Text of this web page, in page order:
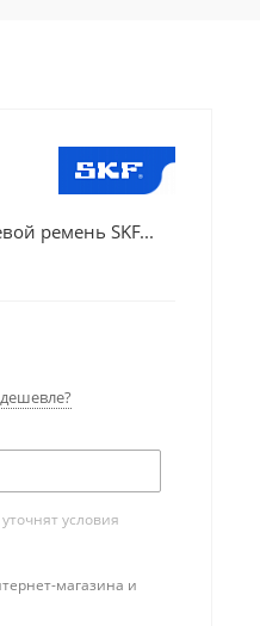
ремень SKF...
условия
магазина и